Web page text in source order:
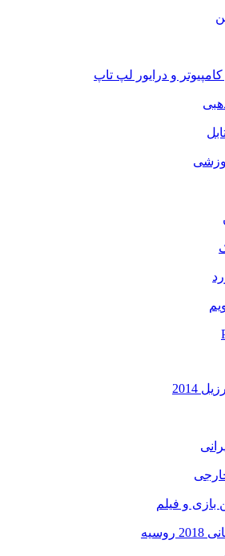
کامپیوتر و درایور لپ تاپ
2014
و فیلم